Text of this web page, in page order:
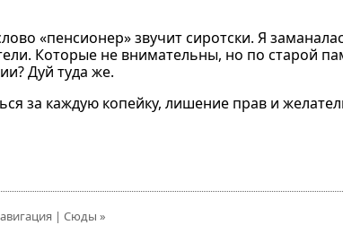
«пенсионер» звучит сиротски. Я
Которые не внимательны, но по старой
Дуй туда же.
за каждую копейку, лишение прав и
| Сюды »